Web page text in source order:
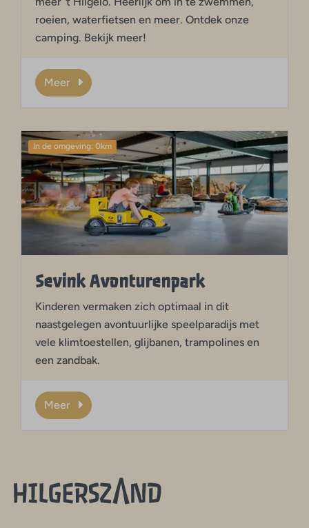
roeien, waterfietsen en meer. Ontdek onze
camping. Bekijk meer!
Meer
In de omgeving: 0km
Sevink Avonturenpark
Kinderen vermaken zich optimaal in dit
naastgelegen avontuurlijke speelparadijs met
vele klimtoestellen, glijbanen, trampolines en
een zandbak.
Meer